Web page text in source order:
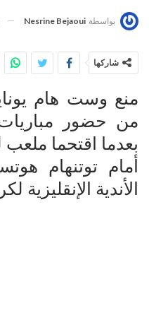
بواسطة Nesrine Bejaoui
شاركها
منع وست هام
من حضور
أمام توتنهام
الأندية الإنقليزية